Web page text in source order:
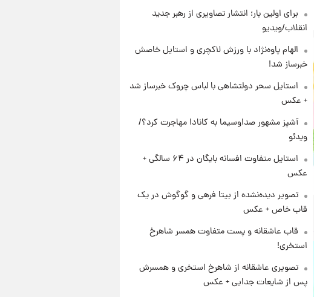
برای اولین بار؛ انتشار تصاویری از رهبر جدید
انقلاب/ویدیو
الهام پاوه‌نژاد با ورزش لاکچری و استایل خاصش
خبرساز شد!
استایل سحر دولتشاهی با لباس چروک خبرساز شد
+ عکس
آشپز مشهور صداوسیما به کانادا مهاجرت کرد؟/
ویدئو
استایل متفاوت افسانه بایگان در ۶۴ سالگی +
عکس
تصویر دیده‌نشده از بیتا فرهی و گوگوش در یک
قاب خاص + عکس
قاب عاشقانه و پست متفاوت همسر شاهرخ
استخری!
تصویری عاشقانه از شاهرخ استخری و همسرش
پس از شایعات جدایی + عکس